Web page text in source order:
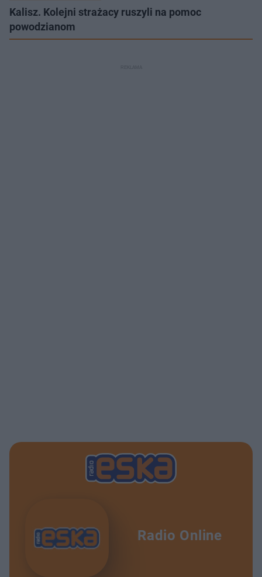
Kalisz. Kolejni strażacy ruszyli na pomoc
powodzianom
Radio Online